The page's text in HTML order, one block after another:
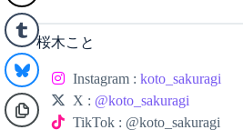
桜木こと
Instagram : koto_sakuragi
X : @koto_sakuragi
TikTok : @koto_sakuragi